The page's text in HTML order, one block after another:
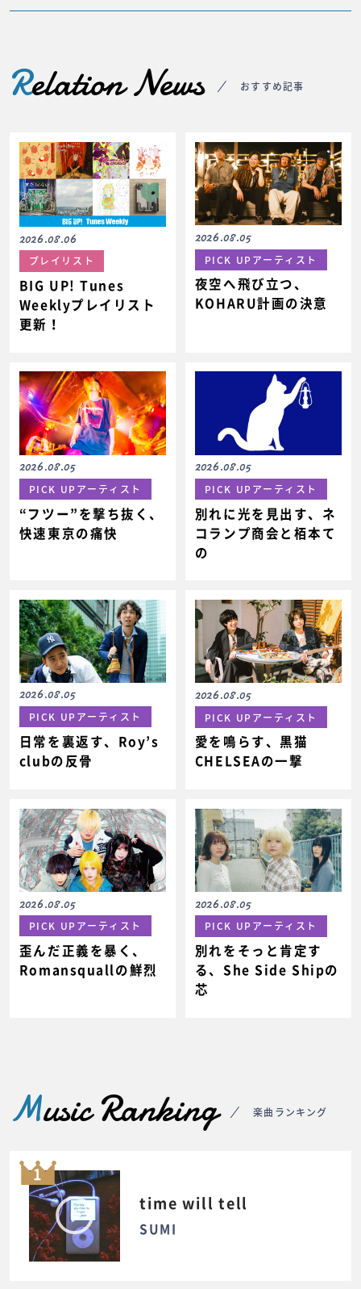
Relation News おすすめ記事
2026.08.06
プレイリスト
BIG UP! Tunes
Weeklyプレイリスト
更新！
2026.08.05
PICK UPアーティスト
夜空へ飛び立つ、
KOHARU計画の決意
2026.08.05
PICK UPアーティスト
“フツー”を撃ち抜く、
快速東京の痛快
2026.08.05
PICK UPアーティスト
別れに光を見出す、ネ
コランプ商会と栢本て
の
2026.08.05
PICK UPアーティスト
日常を裏返す、Roy’s
clubの反骨
2026.08.05
PICK UPアーティスト
愛を鳴らす、黒猫
CHELSEAの一撃
2026.08.05
PICK UPアーティスト
歪んだ正義を暴く、
Romansquallの鮮烈
2026.08.05
PICK UPアーティスト
別れをそっと肯定す
る、She Side Shipの
芯
Music Ranking 楽曲ランキング
1
time will tell
SUMI